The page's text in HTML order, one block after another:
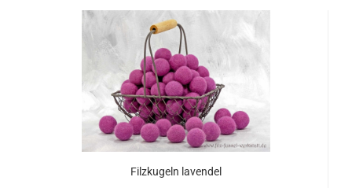
Filzkugeln lavendel